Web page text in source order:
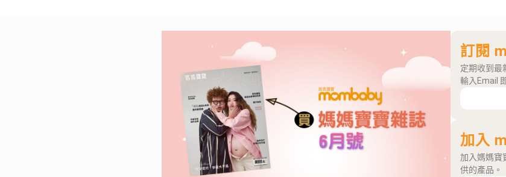
訂閱
定期收到最
輸入Email
加入
加入媽媽寶
供的產品。